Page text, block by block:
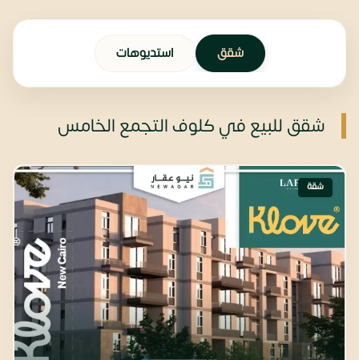
شقق استديوهات
شقق للبيع في كلوف التجمع الخامس
شقة